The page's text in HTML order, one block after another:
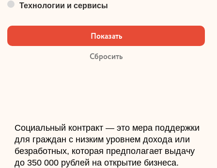
Технологии и сервисы
Социальный контракт — это мера поддержки
для граждан с низким уровнем дохода или
безработных, которая предполагает выдачу
до 350 000 рублей на открытие бизнеса.